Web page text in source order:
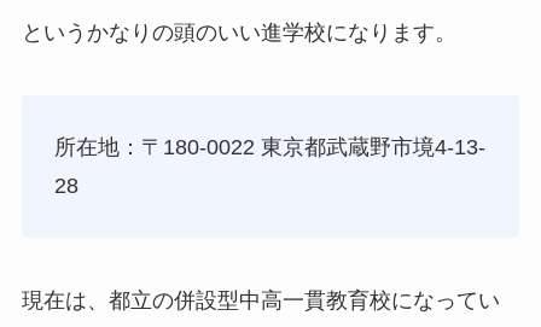
というかなりの頭のいい進学校になります。
所在地： 〒180-0022 東京都武蔵野市境4-13-
28
現在は、 都立の併設型中高一貫教育校になってい